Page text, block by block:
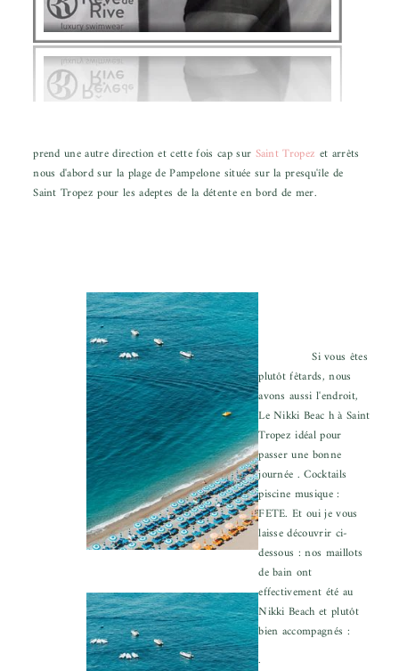
prend une autre direction et cette fois cap sur Saint Tropez et arrêts
nous d'abord sur la plage de Pampelone située sur la presqu'île de
Saint Tropez pour les adeptes de la détente en bord de mer.
Si vous êtes
plutôt fêtards, nous
avons aussi l'endroit,
Le Nikki Beac h à Saint
Tropez idéal pour
passer une bonne
journée . Cocktails
piscine musique :
FETE. Et oui je vous
laisse découvrir ci-
dessous : nos maillots
de bain ont
effectivement été au
Nikki Beach et plutôt
bien accompagnés :
.